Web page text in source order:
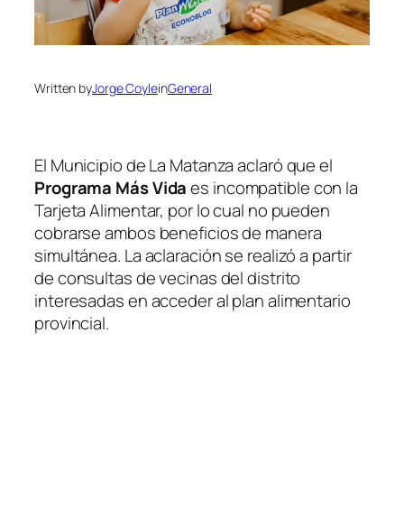
Written byJorge CoyleinGeneral
El Municipio de La Matanza aclaró que el
Programa Más Vidaes incompatible con la
Tarjeta Alimentar, por lo cual no pueden
cobrarse ambos beneficios de manera
simultánea. La aclaración se realizó a partir
de consultas de vecinas del distrito
interesadas en acceder al plan alimentario
provincial.